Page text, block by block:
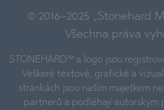
© 2016–2025 „Stonehard
Všechna práva
STONEHARD™ a logo jsou
Veškeré textové, grafické a
stránkách jsou naším majetkem
partnerů a podléhají autorským